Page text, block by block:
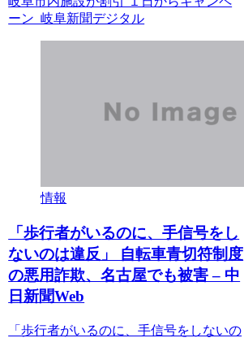
ーン 岐阜新聞デジタル
情報
「歩行者がいるのに、手信号をし
ないのは違反」 自転車青切符制度
の悪用詐欺、名古屋でも被害 – 中
日新聞Web
「歩行者がいるのに、手信号をしないの